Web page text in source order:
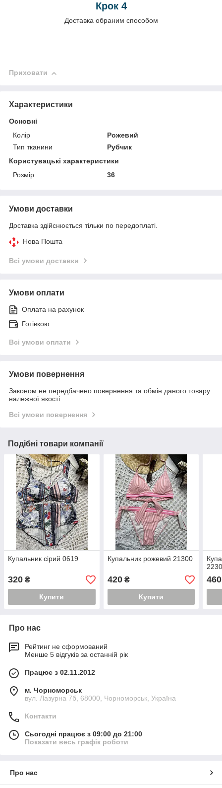
Крок 4
Доставка обраним способом
Приховати
Характеристики
Основні
Колір
Рожевий
Тип тканини
Рубчик
Користувацькі характеристики
Розмір
36
Умови доставки
Доставка здійснюється тільки по передоплаті.
Нова Пошта
Всі умови доставки
Умови оплати
Оплата на рахунок
Готівкою
Всі умови оплати
Умови повернення
Законом не передбачено повернення та обмін даного товару
належної якості
Всі умови повернення
Подібні товари компанії
Купальник сірий 0619
320 ₴
Купити
Купальник рожевий 21300
420₴
Купити
460
Про нас
Рейтинг не сформований
Менше 5 відгуків за останній рік
Працює з 02.11.2012
м. Чорноморськ
вул. Лазурна 7б, 68000, Чорноморськ, Україна
Контакти
Сьогодні працює з 09:00 до 21:00
Показати весь графік роботи
Про нас